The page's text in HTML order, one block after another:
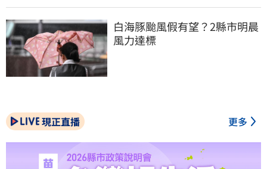
白海豚颱風假有望？2縣市明晨
風力達標
現正直播 更多